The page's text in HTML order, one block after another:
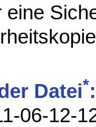
eine
Datei*:
06-12-